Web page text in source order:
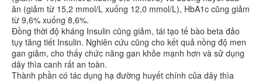
ăn (giảm từ 15,2 mmol/L xuống 12,0 mmol/L), HbA1c cũng giảm
từ 9,6% xuống 8,6%.
Đồng thời độ kháng Insulin cũng giảm, tái tạo tế bào beta đảo
tụy tăng tiết Insulin. Nghiên cứu cũng cho kết quả nồng độ men
gan giảm, cho thấy chức năng gan khỏe mạnh hơn và sử dụng
dây thìa canh rất an toàn.
Thành phần có tác dụng hạ đường huyết chính của dây thìa